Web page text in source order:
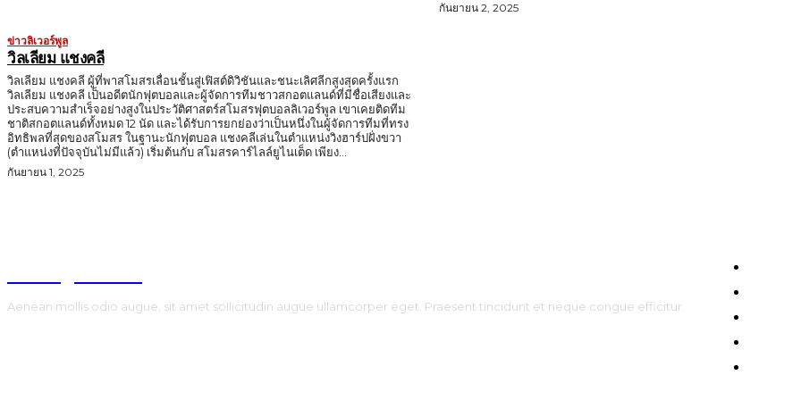
กันยายน 2, 2025
ข่าวลิเวอร์พูล
วิลเลียม แชงคลี
วิลเลียม แชงคลี ผู้ที่พาสโมสรเลื่อนชั้นสู่เฟิสต์ดิวิชันและชนะเลิศลีกสูงสุดครั้งแรก
วิลเลียม แชงคลี เป็นอดีตนักฟุตบอลและผู้จัดการทีมชาวสกอตแลนด์ที่มีชื่อเสียงและ
ประสบความสำเร็จอย่างสูงในประวัติศาสตร์สโมสรฟุตบอลลิเวอร์พูล เขาเคยติดทีม
ชาติสกอตแลนด์ทั้งหมด 12 นัด และได้รับการยกย่องว่าเป็นหนึ่งในผู้จัดการทีมที่ทรง
อิทธิพลที่สุดของสโมสร ในฐานะนักฟุตบอล แชงคลีเล่นในตำแหน่งวิงฮาร์ปฝั่งขวา
(ตำแหน่งที่ปัจจุบันไม่มีแล้ว) เริ่มต้นกับ สโมสรคาร์ไลล์ยูไนเต็ด เพียง...
กันยายน 1, 2025
Aenean mollis odio augue, sit amet sollicitudin augue ullamcorper eget. Praesent tincidunt et neque congue efficitur.